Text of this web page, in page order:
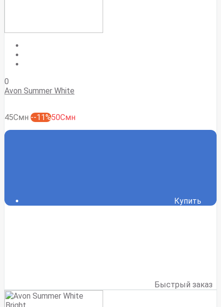
0
Avon Summer White
45Смн --11%50Смн
Купить
Быстрый заказ